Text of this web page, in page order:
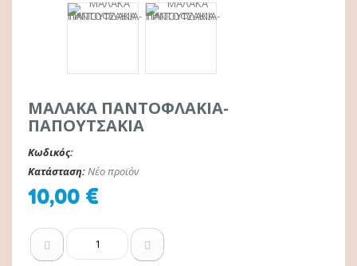
ΜΑΛΑΚΑ ΠΑΝΤΟΦΛΑΚΙΑ-
ΠΑΠΟΥΤΣΑΚΙΑ
Κωδικός:
Κατάσταση:Νέο προϊόν
10,00 €